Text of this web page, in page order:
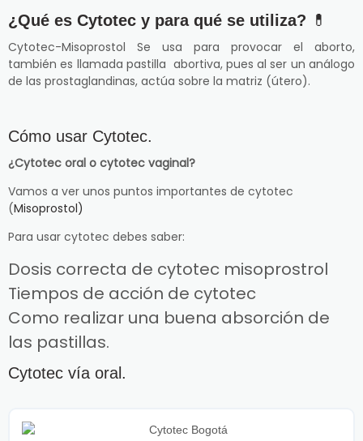
¿Qué es Cytotec y para qué se utiliza? 💊
Cytotec-Misoprostol Se usa para provocar el aborto,
también es llamada pastilla abortiva, pues al ser un análogo
de las prostaglandinas, actúa sobre la matriz (útero).
Cómo usar Cytotec.
¿Cytotec oral o cytotec vaginal?
Vamos a ver unos puntos importantes de cytotec
(Misoprostol)
Para usar cytotec debes saber:
Dosis correcta de cytotec misoprostrol
Tiempos de acción de cytotec
Como realizar una buena absorción de
las pastillas.
Cytotec vía oral.